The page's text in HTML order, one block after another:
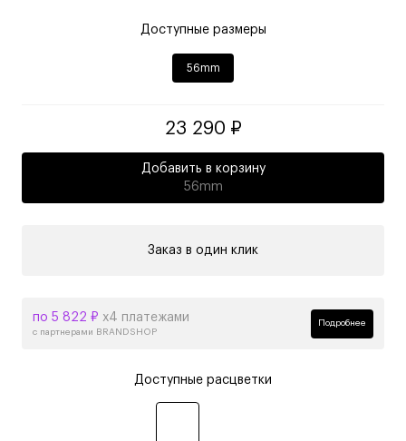
Доступные размеры
56mm
23 290 ₽
Добавить в корзину
56mm
Заказ в один клик
по 5 822 ₽ х4 платежами
с партнерами BRANDSHOP
Подробнее
Доступные расцветки